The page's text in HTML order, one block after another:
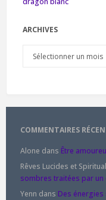
ARCHIVES
COMMENTAIRES
Alone dans Être
Rêves Lucides et
sombres traitées par
Yenn dans Des